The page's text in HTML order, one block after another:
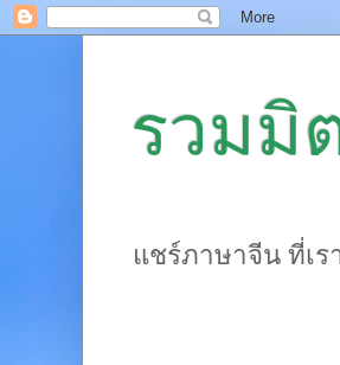
รวมมิ
แชร์ภาษาจีน ที่เร